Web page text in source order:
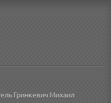
Гринкевич Михаил